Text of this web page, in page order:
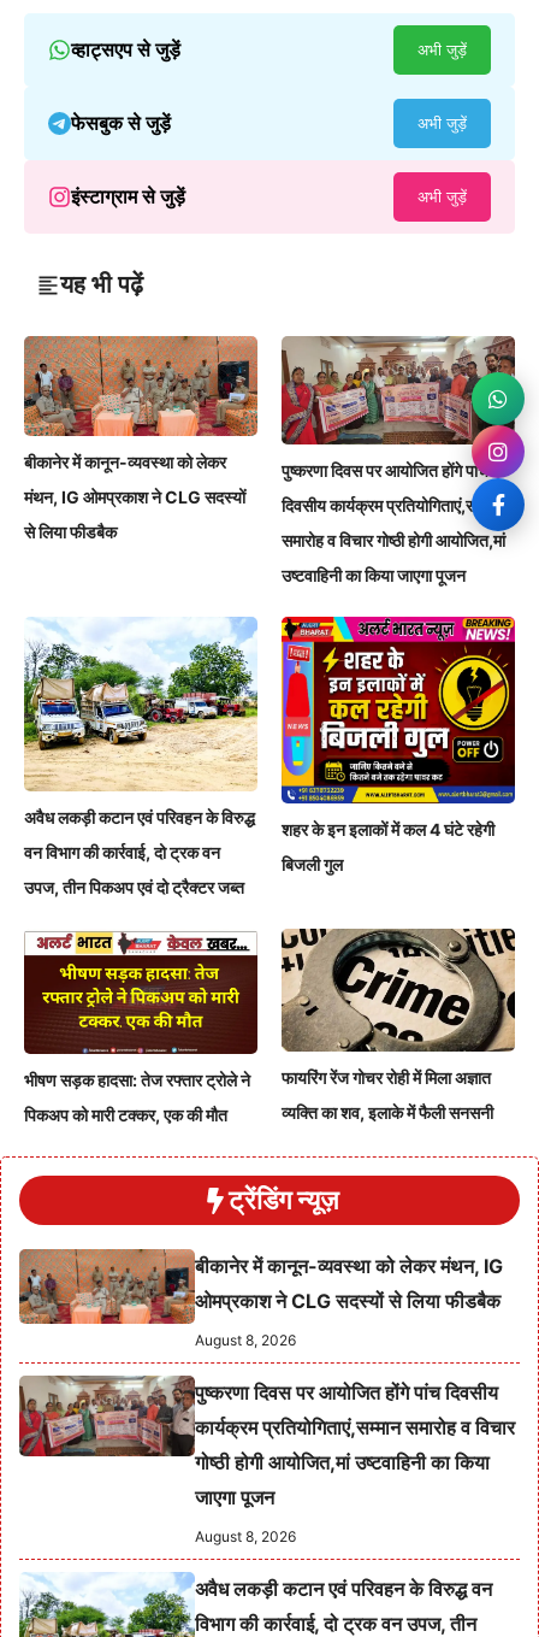
व्हाट्सएप से जुड़ें अभी जुड़ें
फेसबुक से जुड़ें अभी जुड़ें
इंस्टाग्राम से जुड़ें अभी जुड़ें
यह भी पढ़ें
बीकानेर में कानून-व्यवस्था को लेकर
मंथन, IG ओमप्रकाश ने CLG सदस्यों
से लिया फीडबैक
पुष्करणा दिवस पर आयोजित होंगे पांच
दिवसीय कार्यक्रम प्रतियोगिताएं,सम्मान
समारोह व विचार गोष्ठी होगी आयोजित,मां
उष्टवाहिनी का किया जाएगा पूजन
अवैध लकड़ी कटान एवं परिवहन के विरुद्ध
वन विभाग की कार्रवाई, दो ट्रक वन
उपज, तीन पिकअप एवं दो ट्रैक्टर जब्त
शहर के इन इलाकों में कल 4 घंटे रहेगी
बिजली गुल
भीषण सड़क हादसा: तेज रफ्तार ट्रोले ने
पिकअप को मारी टक्कर, एक की मौत
फायरिंग रेंज गोचर रोही में मिला अज्ञात
व्यक्ति का शव, इलाके में फैली सनसनी
ट्रेंडिंग न्यूज़
बीकानेर में कानून-व्यवस्था को लेकर मंथन, IG
ओमप्रकाश ने CLG सदस्यों से लिया फीडबैक
August 8, 2026
पुष्करणा दिवस पर आयोजित होंगे पांच दिवसीय
कार्यक्रम प्रतियोगिताएं,सम्मान समारोह व विचार
गोष्ठी होगी आयोजित,मां उष्टवाहिनी का किया
जाएगा पूजन
August 8, 2026
अवैध लकड़ी कटान एवं परिवहन के विरुद्ध वन
विभाग की कार्रवाई, दो ट्रक वन उपज, तीन